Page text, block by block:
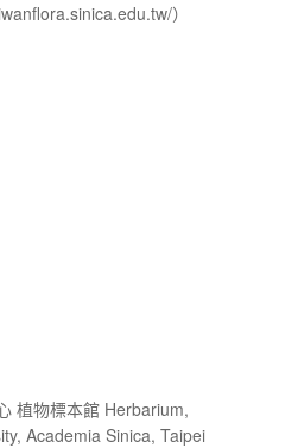
）
植物標本館 Herbarium,
Academia Sinica, Taipei